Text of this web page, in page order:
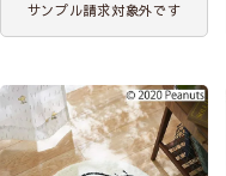
サンプル請求対象外です